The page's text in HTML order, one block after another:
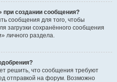
при создании сообщения?
сообщения для того, чтобы
загрузки сохранённого сообщения
личного раздела.
решить, что сообщения требуют
отправкой на форум. Возможно